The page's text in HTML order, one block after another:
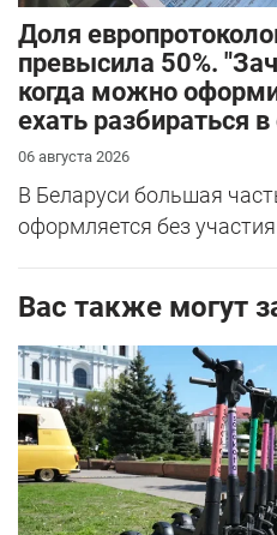
Доля
превысила 50%.
когда можно
ехать разбираться
06 августа 2026
В Беларуси большая
оформляется без
Вас также могут